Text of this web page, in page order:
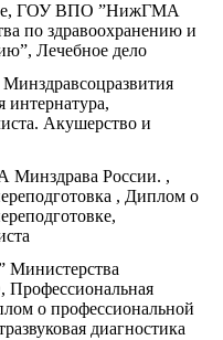
ГОУ ВПО ”НижГМА
по здравоохранению и
Лечебное дело
интернатура,
Акушерство и
России. ,
, Диплом о
Профессиональная
о профессиональной
диагностика